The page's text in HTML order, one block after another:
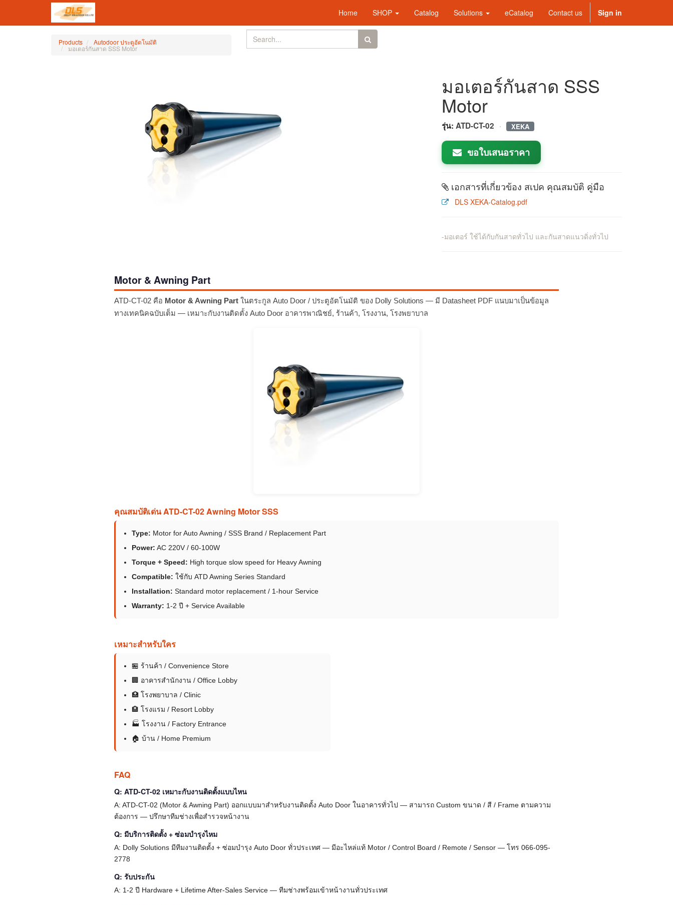
Home SHOP Catalog Solutions eCatalog Contact us Sign in
Products Autodoor ประตูอัตโนมัติ
มอเตอร์กันสาด SSS Motor
มอเตอร์กันสาด SSS
Motor
รุ่น: ATD-CT-02 · XEKA
ขอใบเสนอราคา
เอกสารที่เกี่ยวข้อง สเปค คุณสมบัติ คู่มือ
DLS XEKA-Catalog.pdf
-มอเตอร์ ใช้ได้กับกันสาดทั่วไป และกันสาดแนวดิ่งทั่วไป
Motor & Awning Part
ATD-CT-02 คือ Motor & Awning Part ในตระกูล Auto Door / ประตูอัตโนมัติ ของ Dolly Solutions — มี Datasheet PDF แนบมาเป็นข้อมูล
ทางเทคนิคฉบับเต็ม — เหมาะกับงานติดตั้ง Auto Door อาคารพาณิชย์, ร้านค้า, โรงงาน, โรงพยาบาล
คุณสมบัติเด่น ATD-CT-02 Awning Motor SSS
Type: Motor for Auto Awning / SSS Brand / Replacement Part
Power: AC 220V / 60-100W
Torque + Speed: High torque slow speed for Heavy Awning
Compatible: ใช้กับ ATD Awning Series Standard
Installation: Standard motor replacement / 1-hour Service
Warranty: 1-2 ปี + Service Available
เหมาะสำหรับใคร
🏪 ร้านค้า / Convenience Store
🏢 อาคารสำนักงาน / Office Lobby
🏥 โรงพยาบาล / Clinic
🏨 โรงแรม / Resort Lobby
🏭 โรงงาน / Factory Entrance
🏠 บ้าน / Home Premium
FAQ
Q: ATD-CT-02 เหมาะกับงานติดตั้งแบบไหน
A: ATD-CT-02 (Motor & Awning Part) ออกแบบมาสำหรับงานติดตั้ง Auto Door ในอาคารทั่วไป — สามารถ Custom ขนาด / สี / Frame ตามความ
ต้องการ — ปรึกษาทีมช่างเพื่อสำรวจหน้างาน
Q: มีบริการติดตั้ง + ซ่อมบำรุงไหม
A: Dolly Solutions มีทีมงานติดตั้ง + ซ่อมบำรุง Auto Door ทั่วประเทศ — มีอะไหล่แท้ Motor / Control Board / Remote / Sensor — โทร 066-095-
2778
Q: รับประกัน
A: 1-2 ปี Hardware + Lifetime After-Sales Service — ทีมช่างพร้อมเข้าหน้างานทั่วประเทศ